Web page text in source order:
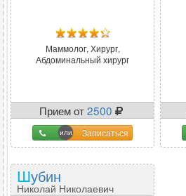
Маммолог, Хирург,
Абдоминальный хирург
Прием от2500
Записаться
Шубин
Николай Николаевич